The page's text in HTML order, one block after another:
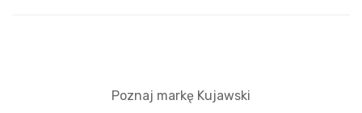
Poznaj markę Kujawski